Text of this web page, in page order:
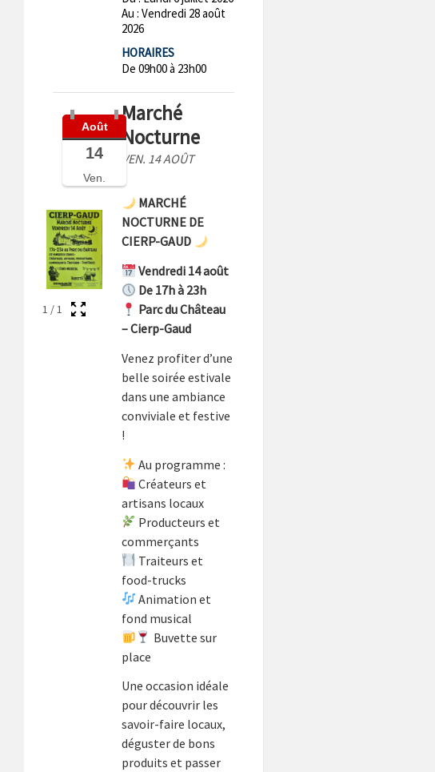
Au :Vendredi 28 août
2026
HORAIRES
De 09h00 à 23h00
Août
14
Ven.
1 /1
Marché
Nocturne
VEN. 14 AOÛT
MARCHÉ
NOCTURNE DE
CIERP-GAUD
Vendredi 14 août
De 17h à 23h
Parc du Château
– Cierp-Gaud
Venez profiter d’une
belle soirée estivale
dans une ambiance
conviviale et festive
!
Au programme :
Créateurs et
artisans locaux
Producteurs et
commerçants
Traiteurs et
food-trucks
Animation et
fond musical
Buvette sur
place
Une occasion idéale
pour découvrir les
savoir-faire locaux,
déguster de bons
produits et passer